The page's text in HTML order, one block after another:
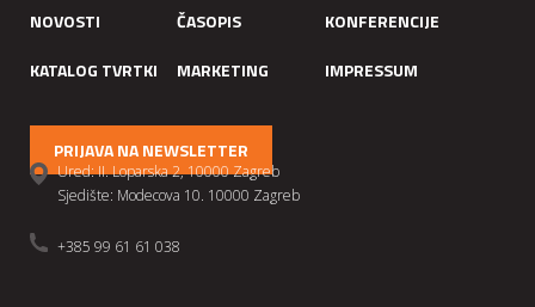
NOVOSTI ČASOPIS
KONFERENCIJE
KATALOG TVRTKI
MARKETING IMPRESSUM
PRIJAVA NA NEWSLETTER
Ured: II. Loparska 2, 10000 Zagreb
Sjedište: Modecova 10. 10000 Zagreb
+385 99 61 61 038